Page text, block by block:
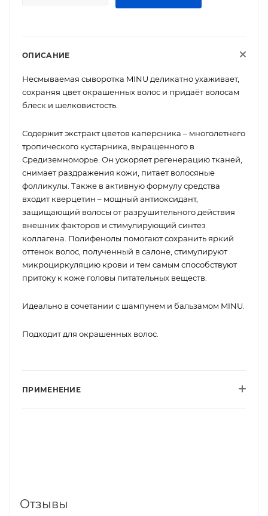
ОПИСАНИЕ
Несмываемая сыворотка MINU деликатно ухаживает,
сохраняя цвет окрашенных волос и придаёт волосам
блеск и шелковистость.
Содержит экстракт цветов каперсника – многолетнего
тропического кустарника, выращенного в
Средиземноморье. Он ускоряет регенерацию тканей,
снимает раздражения кожи, питает волосяные
фолликулы. Также в активную формулу средства
входит кверцетин – мощный антиоксидант,
защищающий волосы от разрушительного действия
внешних факторов и стимулирующий синтез
коллагена. Полифенолы помогают сохранить яркий
оттенок волос, полученный в салоне, стимулируют
микроциркуляцию крови и тем самым способствуют
притоку к коже головы питательных веществ.
Идеально в сочетании с шампунем и бальзамом MINU.
Подходит для окрашенных волос.
ПРИМЕНЕНИЕ
Отзывы